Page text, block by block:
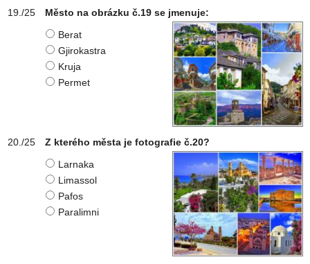
Město na obrázku č.19 se jmenuje:
Berat
Gjirokastra
Kruja
Permet
Z kterého města je fotografie č.20?
Larnaka
Limassol
Pafos
Paralimni